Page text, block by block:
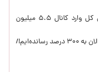
رشد بورس در اولین روز معاملات هفته/ شاخص کل وارد کانال ۵.۵ میلیون
ترامپ: تورم ایران که قبل از جنگ ۵ درصد بود را الان به ۳۰۰ درصد رسانده‌ایم!/